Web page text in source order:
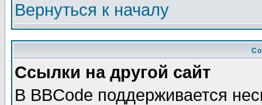
Вернуться к началу
Ссылки на другой сайт
В BBCode поддерживается